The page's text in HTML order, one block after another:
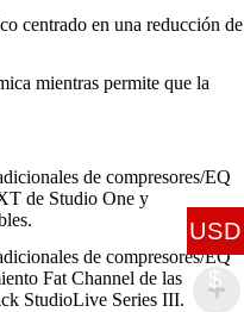
centrado en una reducción de
mientras permite que la
de compresores/EQ
de Studio One y
de compresores/EQ
Fat Channel de las
StudioLive Series III.
USD
$